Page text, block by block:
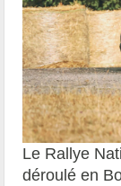
Le Rallye
déroulé en